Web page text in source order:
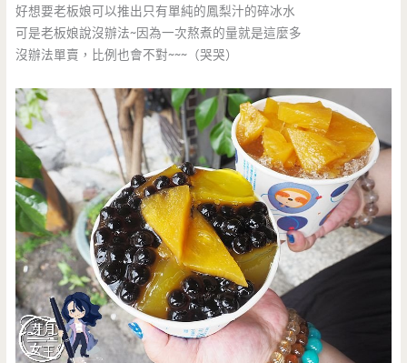
好想要老板娘可以推出只有單純的鳳梨汁的碎冰水
可是老板娘說沒辦法~因為一次熬煮的量就是這麼多
沒辦法單賣，比例也會不對~~~（哭哭）